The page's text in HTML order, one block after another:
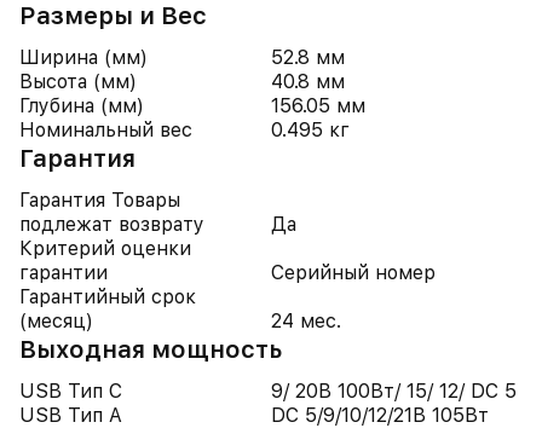
Размеры и Вес
Ширина (мм)
52.8 мм
Высота (мм)
40.8 мм
Глубина (мм)
156.05 мм
Номинальный вес
0.495 кг
Гарантия
Гарантия Товары
подлежат возврату
Да
Критерий оценки
гарантии
Серийный номер
Гарантийный срок
(месяц)
24 мес.
Выходная мощность
USB Тип C
9/ 20В 100Вт/ 15/ 12/ DC 5
USB Тип A
DC 5/9/10/12/21В 105Вт